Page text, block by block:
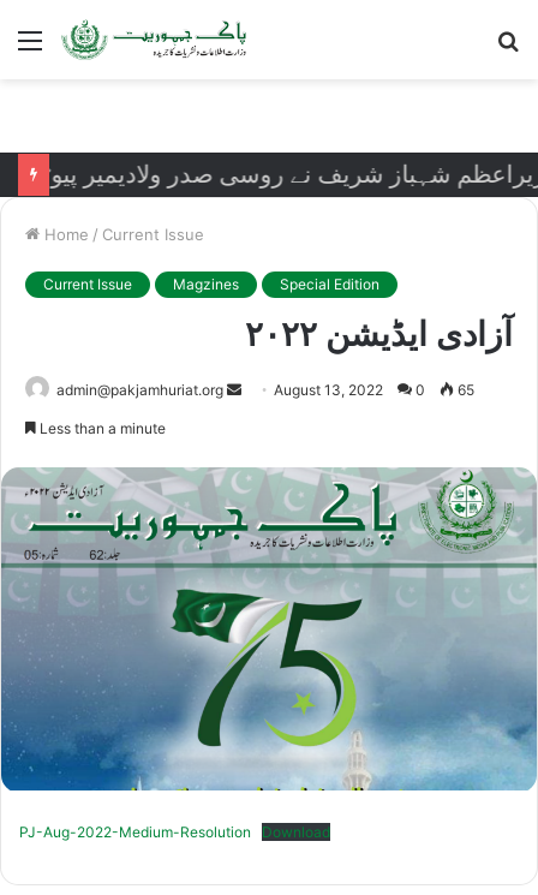
Menu
شہباز شریف نے روسی صدر ولادیمیر پیوٹن کی
Home / Current Issue
Current Issue Magzines Special Edition
آزادی ایڈیشن ۲۰۲۲
admin@pakjamhuriat.org
Send August 13, 2022 0 65
Less than a minute
PJ-Aug-2022-Medium-Resolution Download